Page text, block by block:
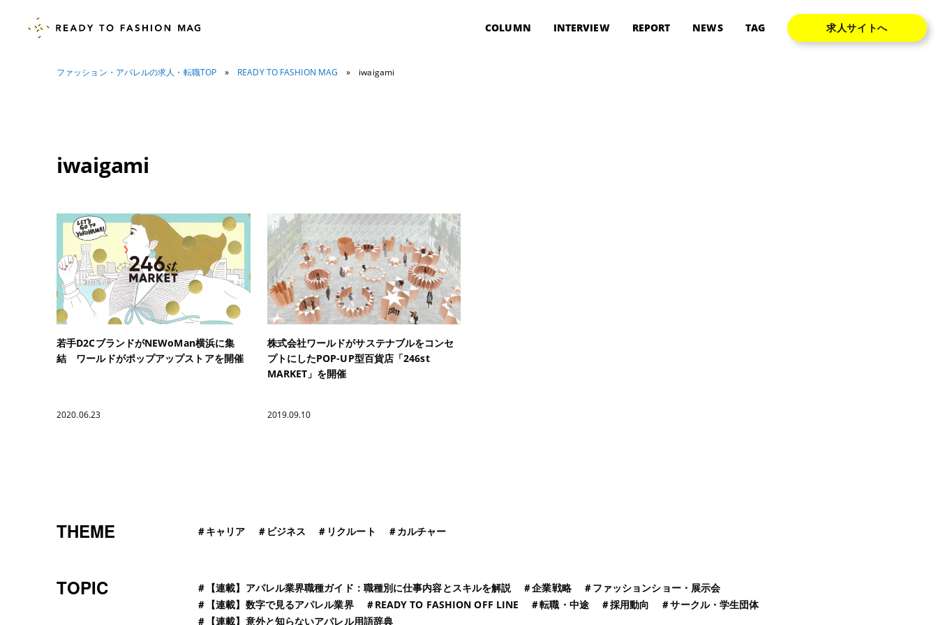
COLUMN INTERVIEW REPORT NEWS TAG 求人サイトへ
ファッション・アパレルの求人・転職TOP » READY TO FASHION MAG » iwaigami
iwaigami
若手D2CブランドがNEWoMan横浜に集
結 ワールドがポップアップストアを開催
2020.06.23
株式会社ワールドがサステナブルをコンセ
プトにしたPOP-UP型百貨店「246st
MARKET」を開催
2019.09.10
THEME ＃キャリア ＃ ビジネス ＃ リクルート ＃カルチャー
TOPIC ＃ 【連載】アパレル業界職種ガイド：職種別に仕事内容とスキルを解説 ＃企業戦略 ＃ファッションショー・展示会
＃
【連載】数字で見るアパレル業界 ＃READY TO FASHION OFF LINE ＃転職・中途 ＃採用動向 ＃サークル・学生団体
＃
【連載】意外と知らないアパレル用語辞典